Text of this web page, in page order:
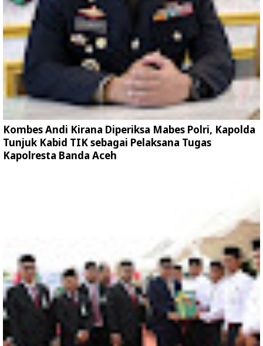
Kombes Andi Kirana Diperiksa Mabes Polri, Kapolda
Tunjuk Kabid TIK sebagai Pelaksana Tugas
Kapolresta Banda Aceh